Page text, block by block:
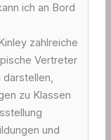
ich an Bord
zahlreiche
Vertreter
darstellen,
zu Klassen
und